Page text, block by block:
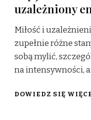
uzależniony
Miłość i
zupełnie różne
sobą mylić,
na intensywności,
DOWIEDZ SIĘ